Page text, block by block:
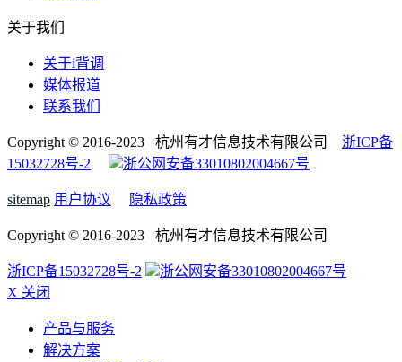
关于我们
关于i背调
媒体报道
联系我们
Copyright © 2016-2023 杭州有才信息技术有限公司 浙ICP备
15032728号-2
浙公网安备33010802004667号
sitemap 用户协议 隐私政策
Copyright © 2016-2023 杭州有才信息技术有限公司
浙ICP备15032728号-2
浙公网安备33010802004667号
X 关闭
产品与服务
解决方案